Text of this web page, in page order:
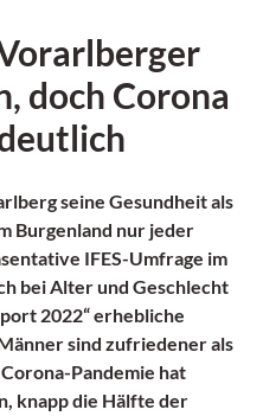
doch Corona
seine Gesundheit als
Burgenland nur jeder
IFES-Umfrage im
bei Alter und Geschlecht
2022“ erhebliche
sind zufriedener als
Pandemie hat
knapp die Hälfte der